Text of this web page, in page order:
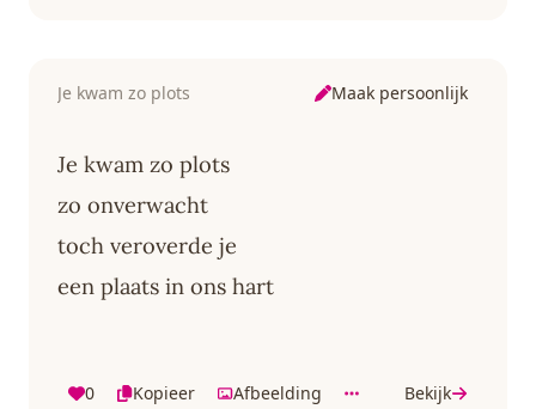
Je kwam zo plots Maak persoonlijk
Je kwam zo plots
zo onverwacht
toch veroverde je
een plaats in ons hart
0 Kopieer Afbeelding Bekijk